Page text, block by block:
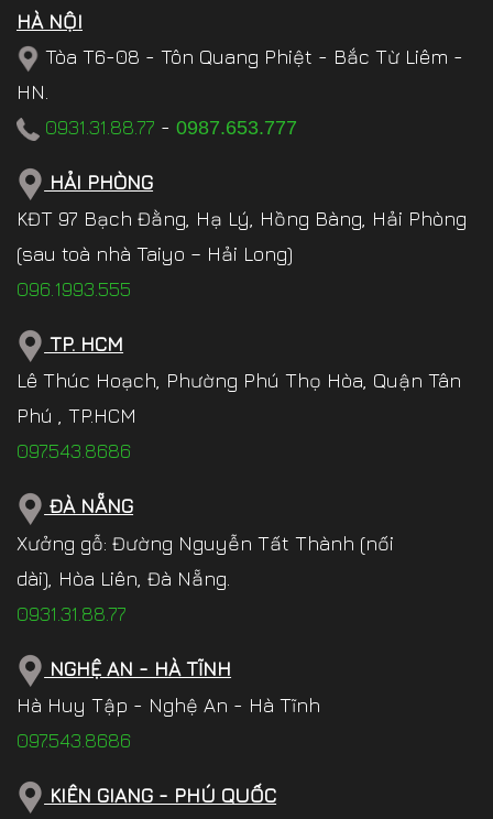
HÀ NỘI
Tòa T6-08 - Tôn Quang Phiệt - Bắc Từ Liêm -
HN.
0931.31.88.77 - 0987.653.777
HẢI PHÒNG
KĐT 97 Bạch Đằng, Hạ Lý, Hồng Bàng, Hải Phòng
(sau toà nhà Taiyo – Hải Long)
096.1993.555
TP. HCM
Lê Thúc Hoạch, Phường Phú Thọ Hòa, Quận Tân
Phú , TP.HCM
097.543.8686
ĐÀ NẴNG
Xưởng gỗ: Đường Nguyễn Tất Thành (nối
dài), Hòa Liên, Đà Nẵng.
0931.31.88.77
NGHỆ AN - HÀ TĨNH
Hà Huy Tập - Nghệ An - Hà Tĩnh
097.543.8686
KIÊN GIANG - PHÚ QUỐC